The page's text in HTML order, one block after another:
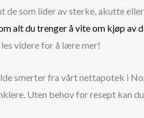
som lider av sterke, akutte
alt du trenger å vite om kjøp av
videre for å lære mer!
smerter fra vårt nettapotek i
Uten behov for resept kan